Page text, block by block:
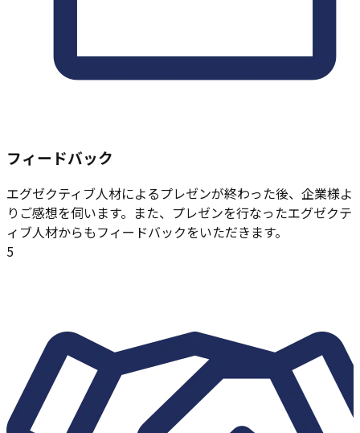
フィードバック
エグゼクティブ人材によるプレゼンが終わった後、企業様よ
りご感想を伺います。また、プレゼンを行なったエグゼクテ
ィブ人材からもフィードバックをいただきます。
5